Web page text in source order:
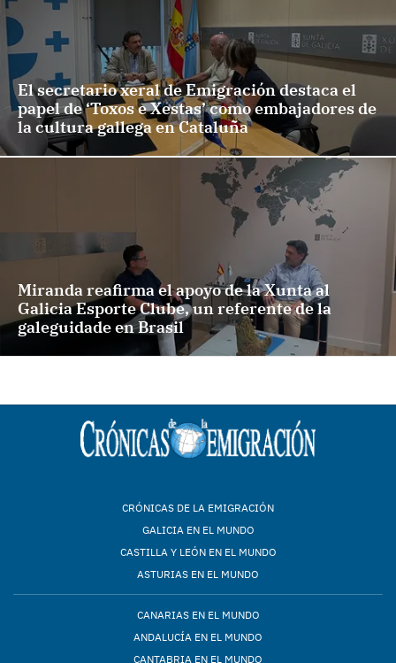
El secretario xeral de Emigración destaca el
papel de ‘Toxos e Xestas’ como embajadores de
la cultura gallega en Cataluña
Miranda reafirma el apoyo de la Xunta al
Galicia Esporte Clube, un referente de la
galeguidade en Brasil
CRÓNICAS DE LA EMIGRACIÓN
GALICIA EN EL MUNDO
CASTILLA Y LEÓN EN EL MUNDO
ASTURIAS EN EL MUNDO
CANARIAS EN EL MUNDO
ANDALUCÍA EN EL MUNDO
CANTABRIA EN EL MUNDO